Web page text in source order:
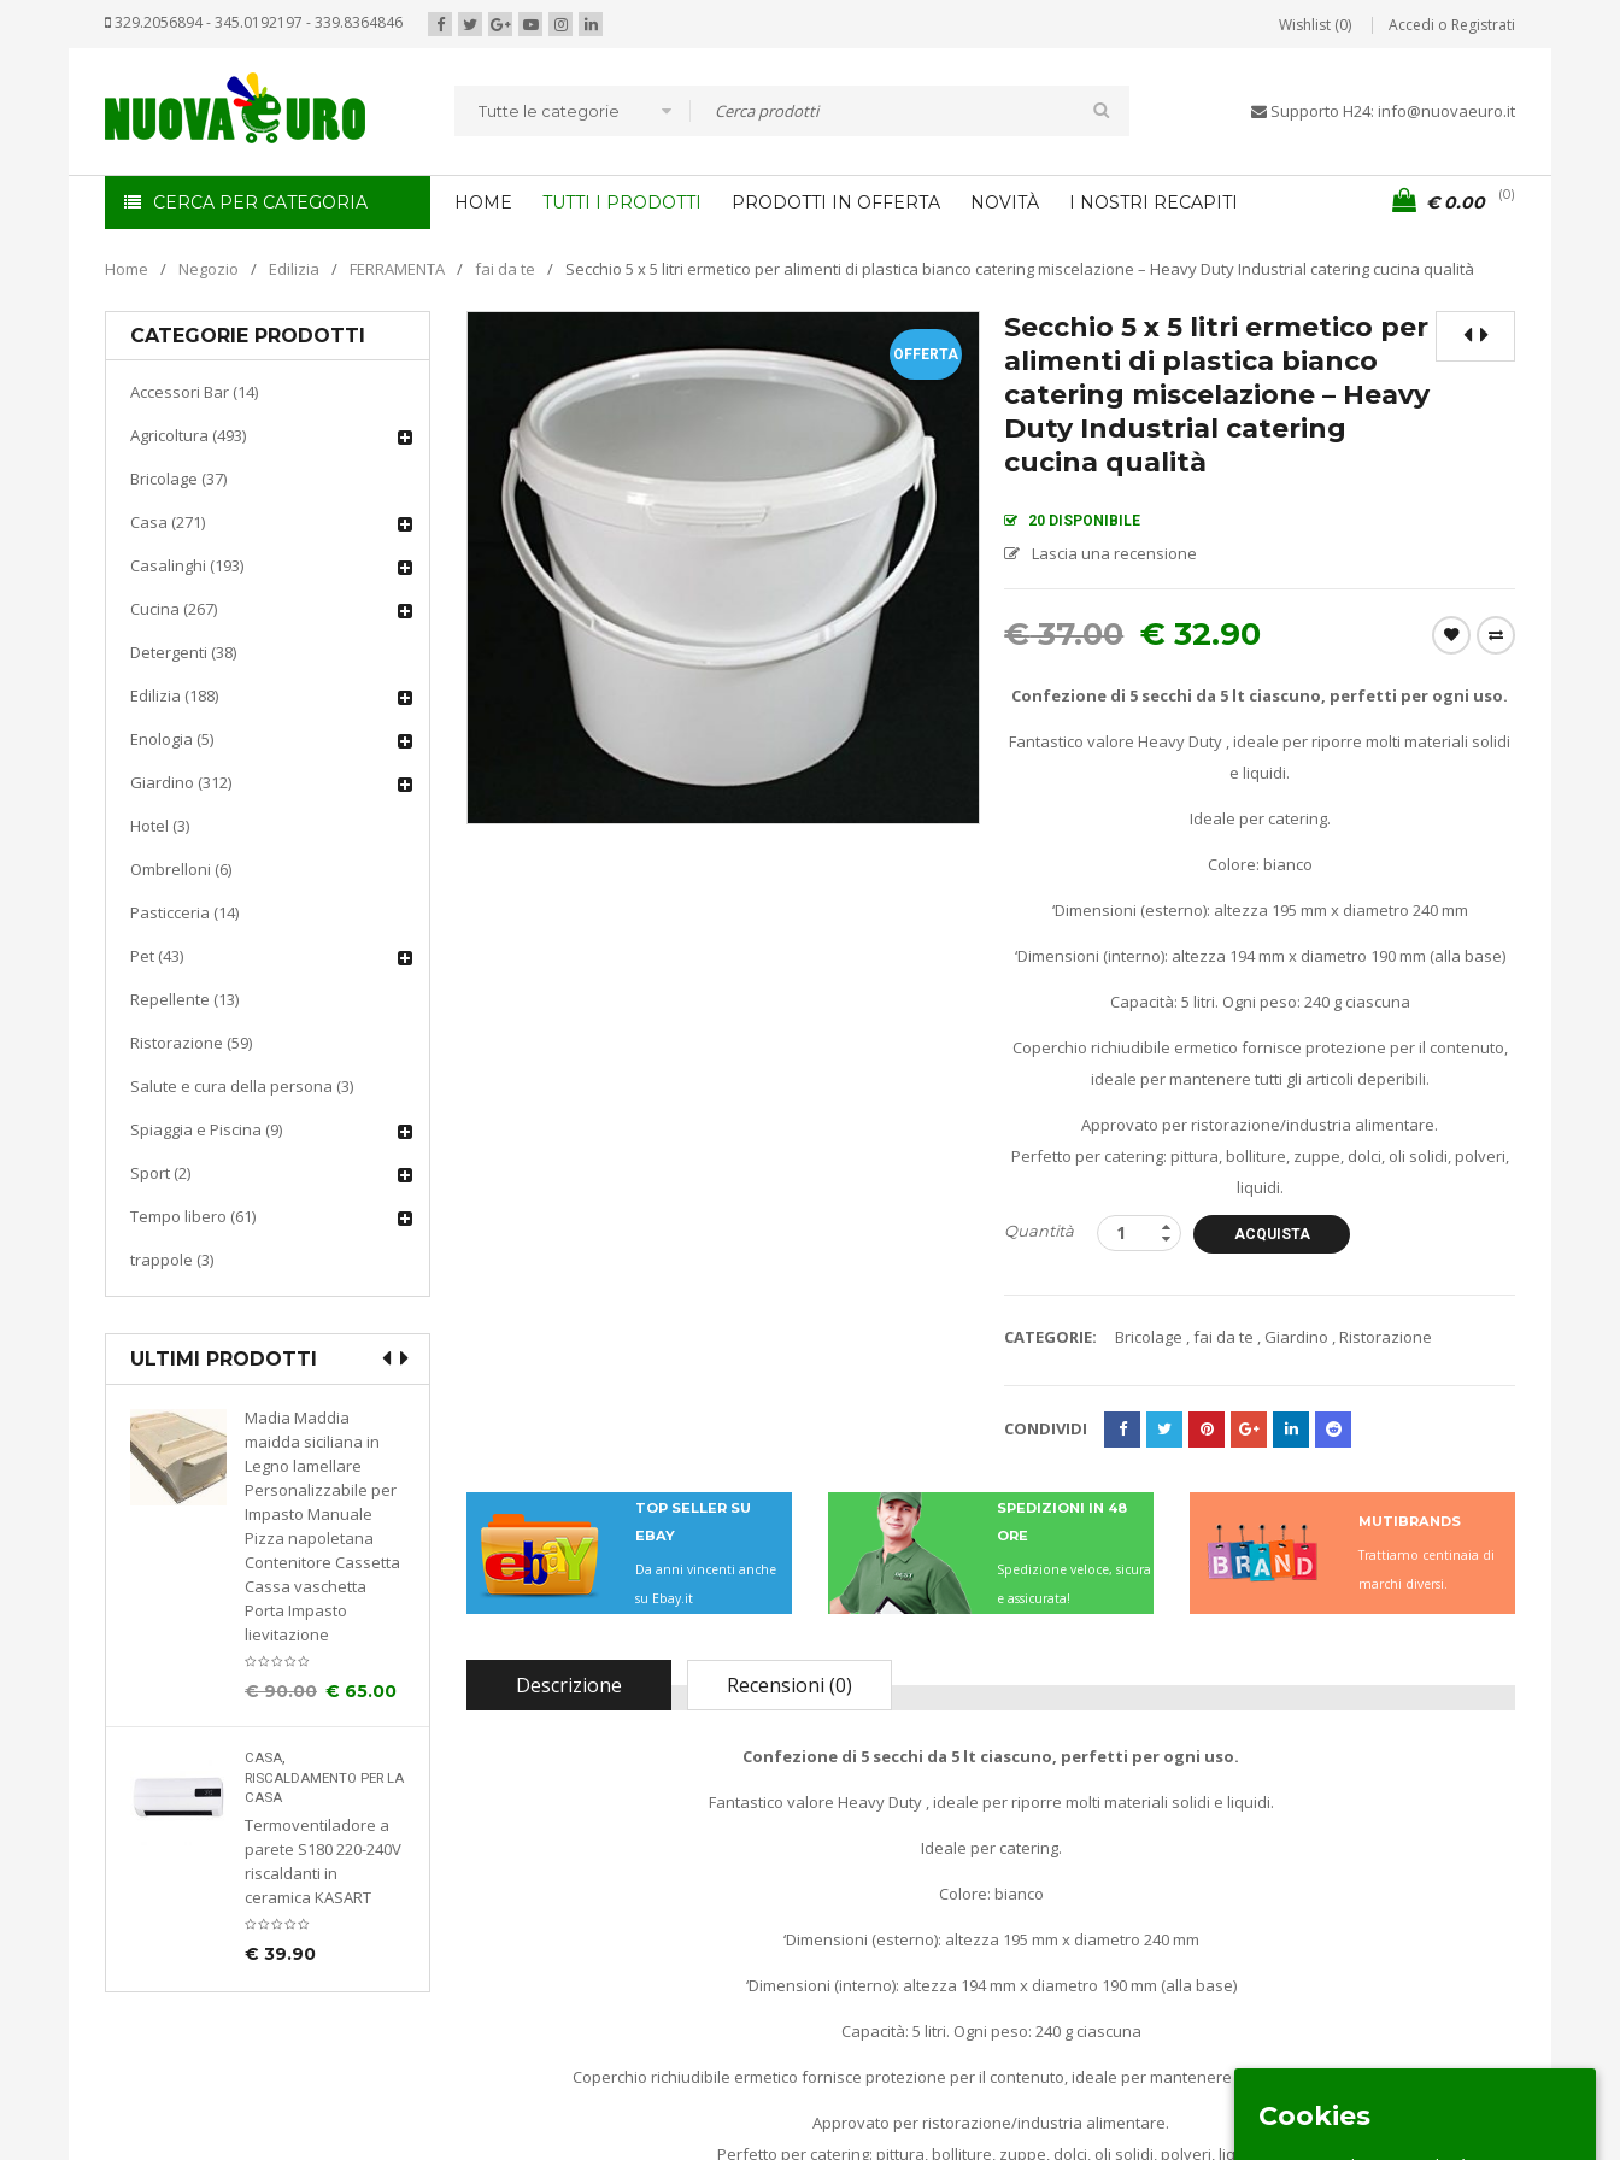
329.2056894 - 345.0192197 - 339.8364846 Wishlist (0) Accedi o Registrati
Tutte le categorie Supporto H24: info@nuovaeuro.it
CERCA PER CATEGORIA HOME TUTTI I PRODOTTI PRODOTTI IN OFFERTA NOVITÀ I NOSTRI RECAPITI 0
€0.00
Home / Negozio / Edilizia / FERRAMENTA / fai da te / Secchio 5 x 5 litri ermetico per alimenti di plastica bianco catering miscelazione – Heavy Duty Industrial catering cucina qualità
CATEGORIE PRODOTTI
Accessori Bar (14)
Agricoltura (493)
Bricolage (37)
Casa (271)
Casalinghi (193)
Cucina (267)
Detergenti (38)
Edilizia (188)
Enologia (5)
Giardino (312)
Hotel (3)
Ombrelloni (6)
Pasticceria (14)
Pet (43)
Repellente (13)
Ristorazione (59)
Salute e cura della persona (3)
Spiaggia e Piscina (9)
Sport (2)
Tempo libero (61)
trappole (3)
ULTIMI PRODOTTI
Madia Maddia
maidda siciliana in
Legno lamellare
Personalizzabile per
RISCALDAMENTO PER LA
a pistone KATY 300
watt colore bianco
9503793549974
KASART
CUCINA
Flow appendiabiti
antracite 45x35x170
8007633108112
Personalizzabile per
Impasto Manuale
Contenitore Cassetta
Porta Impasto
90.00 €65.00
,
CASA
OFFERTA
Secchio 5 x 5 litri ermetico per
alimenti di plastica bianco
catering miscelazione – Heavy
Duty Industrial catering
cucina qualità
20 DISPONIBILE
Lascia una recensione
€37.00 € 32.90
Confezione di 5 secchi da 5 lt ciascuno, perfetti per ogni uso.
Fantastico valore Heavy Duty , ideale per riporre molti materiali solidi
e liquidi.
Ideale per catering.
Colore: bianco
‘Dimensioni (esterno): altezza 195 mm x diametro 240 mm
‘Dimensioni (interno): altezza 194 mm x diametro 190 mm (alla base)
Capacità: 5 litri. Ogni peso: 240 g ciascuna
Coperchio richiudibile ermetico fornisce protezione per il contenuto,
ideale per mantenere tutti gli articoli deperibili.
Approvato per ristorazione/industria alimentare.
Perfetto per catering: pittura, bolliture, zuppe, dolci, oli solidi, polveri,
liquidi.
Quantità ACQUISTA
CATEGORIE: Bricolage ,fai da te , Giardino , Ristorazione
CONDIVIDI
TOP SELLER SU
EBAY
Da anni vincenti anche
su Ebay.it
SPEDIZIONI IN 48
ORE
Spedizione veloce, sicura
e assicurata!
MUTIBRANDS
Trattiamo centinaia di
marchi diversi.
Descrizione Recensioni (0)
Confezione di 5 secchi da 5 lt ciascuno, perfetti per ogni uso.
Fantastico valore Heavy Duty , ideale per riporre molti materiali solidi e liquidi.
Ideale per catering.
Colore: bianco
‘Dimensioni (esterno): altezza 195 mm x diametro 240 mm
‘Dimensioni (interno): altezza 194 mm x diametro 190 mm (alla base)
Capacità: 5 litri. Ogni peso: 240 g ciascuna
Coperchio richiudibile ermetico fornisce protezione per il contenuto, ideale per mantenere tutti gli articoli deperibili.
Approvato per ristorazione/industria alimentare.
Perfetto per catering: pittura, bolliture, zuppe, dolci, oli solidi, polveri, liquidi.
Cookies